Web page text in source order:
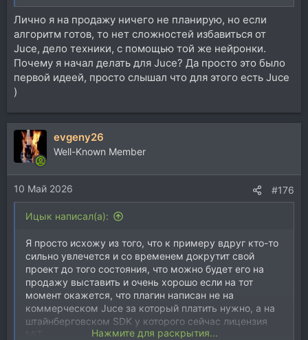
Лично я на продажу ничего не планирую, но если
алгоритм готов, то нет сложностей избавиться от
Juce, дело техники, с помощью той же нейронки.
Почему я начал делать для Juce? Да просто это было
первой идеей, просто слышал что для этого есть Juce
)
evgeny26
Well-Known Member
10 Май 2026 #176
Ицык написал(а):
Я просто исхожу из того, что к примеру вдруг кто-то
сильно увлечется и со временем докрутит свой
проект до того состояния, что можно будет его на
продажу выставить и очень хорошо если на тот
момент окажется, что плагин написан не на
коммерческом Juce за который платить нужно, а на
штайнберговском SDK у которого сейчас лицензия
Нажмите для раскрытия...